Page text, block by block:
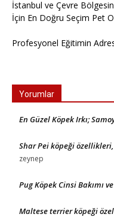
İstanbul ve Çevre
İçin En Doğru Seçim Pet
Profesyonel Eğitimin
Yorumlar
En Güzel Köpek Irkı;
Shar Pei köpeği
zeynep
Pug Köpek Cinsi Bakımı
Maltese terrier köpeği